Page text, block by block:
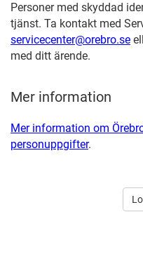
Personer med skyddad
tjänst. Ta kontakt med
servicecenter@orebro.se
med ditt ärende.
Mer information
Mer information om
personuppgifter.